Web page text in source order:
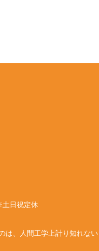
日祝定休
は、人間工学上計り知れない